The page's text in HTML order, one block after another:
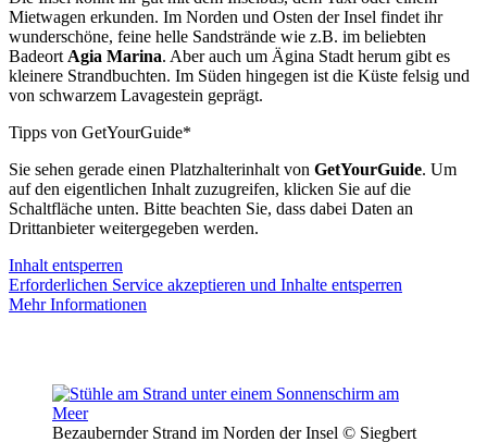
Mietwagen erkunden. Im Norden und Osten der Insel findet ihr
wunderschöne, feine helle Sandstrände wie z.B. im beliebten
Badeort Agia Marina. Aber auch um Ägina Stadt herum gibt es
kleinere Strandbuchten. Im Süden hingegen ist die Küste felsig und
von schwarzem Lavagestein geprägt.
Tipps von GetYourGuide*
Sie sehen gerade einen Platzhalterinhalt von GetYourGuide. Um
auf den eigentlichen Inhalt zuzugreifen, klicken Sie auf die
Schaltfläche unten. Bitte beachten Sie, dass dabei Daten an
Drittanbieter weitergegeben werden.
Inhalt entsperren
Erforderlichen Service akzeptieren und Inhalte entsperren
Mehr Informationen
Bezaubernder Strand im Norden der Insel © Siegbert